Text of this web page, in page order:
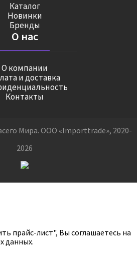
Каталог
Новинки
Бренды
О нас
О компании
и доставка
Контакты
Мира. ООО «Importtrade», 2020-
2026
прайс-лист", Вы соглашаетесь на
данных.